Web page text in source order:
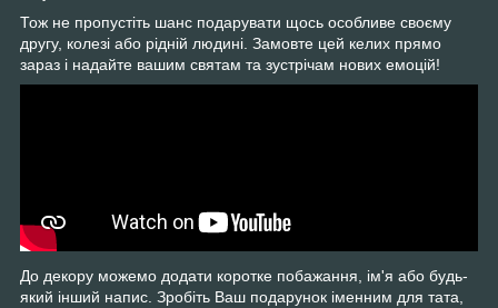
Тож не пропустіть шанс подарувати щось особливе своєму
другу, колезі або рідній людині. Замовте цей келих прямо
зараз і надайте вашим святам та зустрічам нових емоцій!
До декору можемо додати коротке побажання, ім'я або будь-
який інший напис. Зробіть Ваш подарунок іменним для тата,